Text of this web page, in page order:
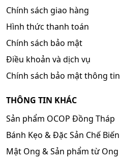
Chính sách giao hàng
Hình thức thanh toán
Chính sách bảo mật
Điều khoản và dịch vụ
Chính sách bảo mật thông tin
THÔNG TIN KHÁC
Sản phẩm OCOP Đồng Tháp
Bánh Kẹo & Đặc Sản Chế Biến
Mật Ong & Sản phẩm từ Ong